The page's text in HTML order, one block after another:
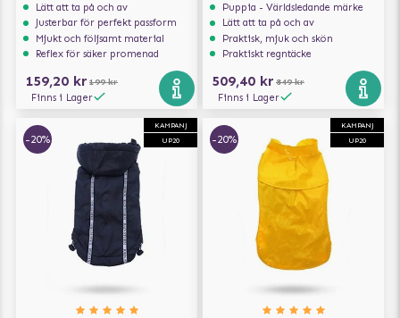
Lätt att ta på och av
Justerbar för perfekt passform
Mjukt och följsamt material
Reflex för säker promenad
159,20 kr 199 kr
Finns i Lager
Puppia - Världsledande märke
Lätt att ta på och av
Praktisk, mjuk och skön
Praktiskt regntäcke
509,40 kr 849 kr
Finns i Lager
KAMPANJ
UP20
-20%
KAMPANJ
UP20
-20%